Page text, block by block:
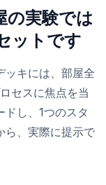
の実験では
ットです
ッキには、部屋全
セスに焦点を当
し、1つのスタ
ら、実際に提示で